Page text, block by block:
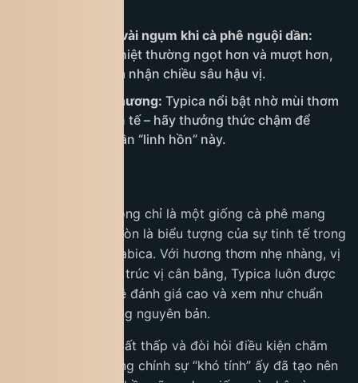
Thử thêm một vài ngụm khi cà phê nguội dần:
Typica khi hạ nhiệt thường ngọt hơn và mượt hơn,
lý tưởng để cảm nhận chiều sâu hậu vị.
Tập trung vào hương: Typica nổi bật nhờ mùi thơm
thanh, nhẹ, tinh tế – hãy thưởng thức chậm để
không bỏ lỡ phần “linh hồn” này.
Cà phê Typica không chỉ là một giống cà phê mang
giá trị lịch sử mà còn là biểu tượng của sự tinh tế trong
thế giới cà phê Arabica. Với hương thơm nhẹ nhàng, vị
ngọt thanh và cấu trúc vị cân bằng, Typica luôn được
giới thưởng cà phê đánh giá cao và xem như chuẩn
mực của chất lượng nguyên bản.
Dù sở hữu năng suất thấp và đòi hỏi điều kiện chăm
sóc khắt khe, nhưng chính sự “khó tính” ấy đã tạo nên